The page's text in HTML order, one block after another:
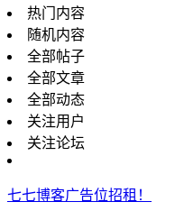
热门内容
随机内容
全部帖子
全部文章
全部动态
关注用户
关注论坛
七七博客广告位招租！